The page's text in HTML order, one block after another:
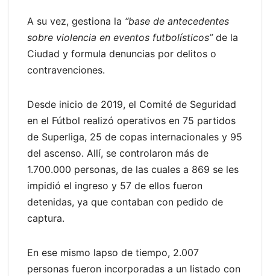
A su vez, gestiona la “base de antecedentes
sobre violencia en eventos futbolísticos”de la
Ciudad y formula denuncias por delitos o
contravenciones.
Desde inicio de 2019, el Comité de Seguridad
en el Fútbol realizó operativos en 75 partidos
de Superliga, 25 de copas internacionales y 95
del ascenso. Allí, se controlaron más de
1.700.000 personas, de las cuales a 869 se les
impidió el ingreso y 57 de ellos fueron
detenidas, ya que contaban con pedido de
captura.
En ese mismo lapso de tiempo, 2.007
personas fueron incorporadas a un listado con